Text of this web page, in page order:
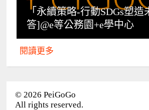
「永續策略-行動SDGs塑造
答]@e等公務園+e學中心
閱讀更多
© 2026 PeiGoGo
All rights reserved.